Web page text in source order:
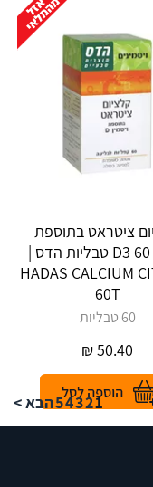
ציטראט בתוספת
ויטמין D3 60 טבליות הדס |
HADAS CALCIUM
60T
60 טבליות
50.40
₪
1
2
3
4
5הבא >